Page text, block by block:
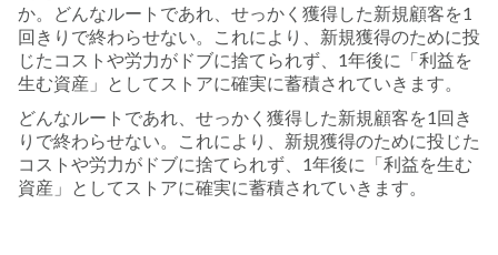
か。どんなルートであれ、せっかく獲得した新規顧客を1
回きりで終わらせない。これにより、新規獲得のために投
じたコストや労力がドブに捨てられず、1年後に「利益を
生む資産」としてストアに確実に蓄積されていきます。
どんなルートであれ、せっかく獲得した新規顧客を1回き
りで終わらせない。これにより、新規獲得のために投じた
コストや労力がドブに捨てられず、1年後に「利益を生む
資産」としてストアに確実に蓄積されていきます。